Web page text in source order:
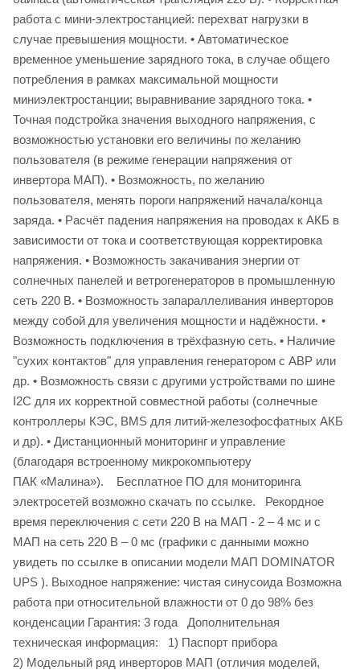
работа с мини-электростанцией: перехват нагрузки в
случае превышения мощности. • Автоматическое
временное уменьшение зарядного тока, в случае общего
потребления в рамках максимальной мощности
миниэлектростанции; выравнивание зарядного тока. •
Точная подстройка значения выходного напряжения, с
возможностью установки его величины по желанию
пользователя (в режиме генерации напряжения от
инвертора МАП). • Возможность, по желанию
пользователя, менять пороги напряжений начала/конца
заряда. • Расчёт падения напряжения на проводах к АКБ в
зависимости от тока и соответствующая корректировка
напряжения. • Возможность закачивания энергии от
солнечных панелей и ветрогенераторов в промышленную
сеть 220 В. • Возможность запараллеливания инверторов
между собой для увеличения мощности и надёжности. •
Возможность подключения в трёхфазную сеть. • Наличие
"сухих контактов" для управления генератором с АВР или
др. • Возможность связи с другими устройствами по шине
I2C для их корректной совместной работы (солнечные
контроллеры КЭС, BMS для литий-железофосфатных АКБ
и др). • Дистанционный мониторинг и управление
(благодаря встроенному микрокомпьютеру
ПАК «Малина»). Бесплатное ПО для мониторинга
электросетей возможно скачать по ссылке. Рекордное
время переключения с сети 220 В на МАП - 2 – 4 мс и с
МАП на сеть 220 В – 0 мс (графики с данными можно
увидеть по ссылке в описании модели МАП DOMINATOR
UPS ). Выходное напряжение: чистая синусоида Возможна
работа при относительной влажности от 0 до 98% без
конденсации Гарантия: 3 года Дополнительная
техническая информация: 1) Паспорт прибора
2) Модельный ряд инверторов МАП (отличия моделей,